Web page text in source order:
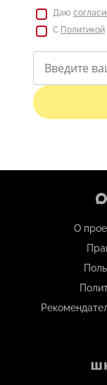
Даю
С Политикой
О